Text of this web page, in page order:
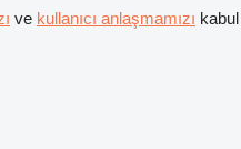
ve kullanıcı anlaşmamızı kabul